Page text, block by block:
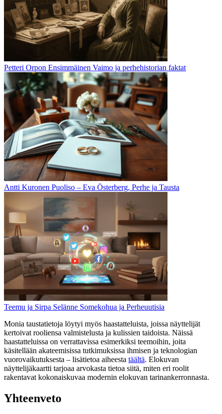
Petteri Orpon Ensimmäinen Vaimo ja perhehistorian faktat
Antti Kuronen Puoliso – Eva Österberg, Perhe ja Tausta
Teemu ja Sirpa Selänne Somekohua ja Perheuutisia
Monia taustatietoja löytyi myös haastatteluista, joissa näyttelijät
kertoivat rooliensa valmistelusta ja kulissien taidoista. Näissä
haastatteluissa on verrattavissa esimerkiksi teemoihin, joita
käsitellään akateemisissa tutkimuksissa ihmisen ja teknologian
vuorovaikutuksesta – lisätietoa aiheesta täältä. Elokuvan
näyttelijäkaartti tarjoaa arvokasta tietoa siitä, miten eri roolit
rakentavat kokonaiskuvaa modernin elokuvan tarinankerronnasta.
Yhteenveto